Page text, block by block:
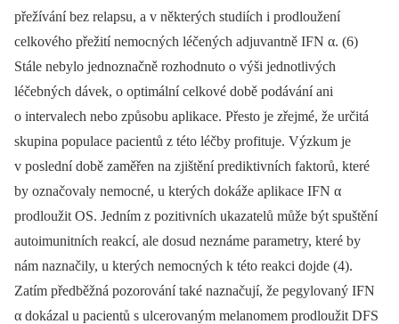
přežívání bez relapsu, a v některých studiích i prodloužení
celkového přežití nemocných léčených adjuvantně IFN α. (6)
Stále nebylo jednoznačně rozhodnuto o výši jednotlivých
léčebných dávek, o optimální celkové době podávání ani
o intervalech nebo způsobu aplikace. Přesto je zřejmé, že určitá
skupina populace pacientů z této léčby profituje. Výzkum je
v poslední době zaměřen na zjištění prediktivních faktorů, které
by označovaly nemocné, u kterých dokáže aplikace IFN α
prodloužit OS. Jedním z pozitivních ukazatelů může být spuštění
autoimunitních reakcí, ale dosud neznáme parametry, které by
nám naznačily, u kterých nemocných k této reakci dojde (4).
Zatím předběžná pozorování také naznačují, že pegylovaný IFN
α dokázal u pacientů s ulcerovaným melanomem prodloužit DFS